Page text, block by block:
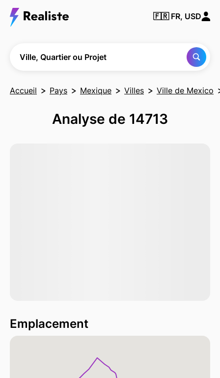
🇫🇷 FR, USD
Ville, Quartier ou Projet
Accueil Pays Mexique Villes Ville de Mexico
Analyse de 14713
Emplacement